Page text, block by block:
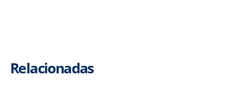
Relacionadas